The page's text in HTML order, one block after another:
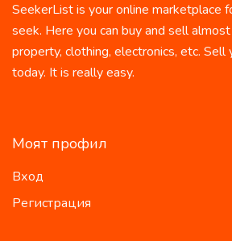
SeekerList is your online marketplace
seek. Here you can buy and sell almost
property, clothing, electronics, etc. Sell
today. It is really easy.
Моят профил
Вход
Регистрация